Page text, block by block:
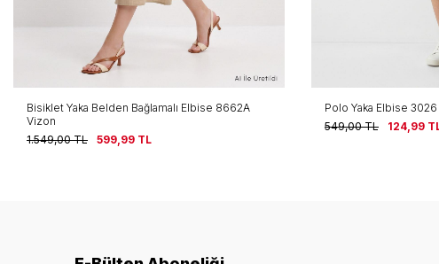
Bisiklet Yaka Belden Bağlamalı Elbise 8662A
Vizon
1.549,00TL 599,99 TL
Polo Yaka Elbise 3026
549,00TL 124,99